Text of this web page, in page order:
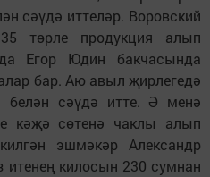
сәүдә иттеләр. Воровский
төрле продукция алып
Егор Юдин бакчасында
бар. Аю авыл җирлегедә
белән сәүдә итте. Ә менә
кәҗә сөтенә чаклы алып
эшмәкәр Александр
итенең килосын 230 сумнан